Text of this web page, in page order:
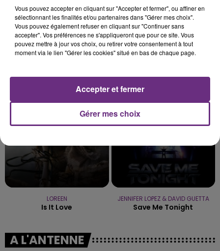
Way Down We Go What You Want
LOREEN
Is It Love
JENNIFER LOPEZ & DAVID GUETTA
Save Me Tonight
A L'ANTENNE
Vous pouvez accepter en cliquant sur "Accepter et fermer", ou affiner en
sélectionnant les finalités et/ou partenaires dans "Gérer mes choix".
Vous pouvez également refuser en cliquant sur "Continuer sans
accepter". Vos préférences ne s'appliqueront que pour ce site. Vous
pouvez mettre à jour vos choix, ou retirer votre consentement à tout
moment via le lien "Gérer les cookies" situé en bas de chaque page.
Gérer mes choix
Accepter et fermer